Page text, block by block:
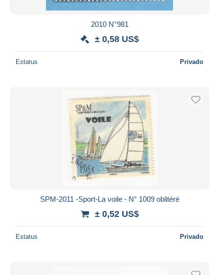
2010 N°981
± 0,58 US$
Estatus Privado
SPM-2011 -Sport-La voile - N° 1009 oblitéré
± 0,52 US$
Estatus Privado